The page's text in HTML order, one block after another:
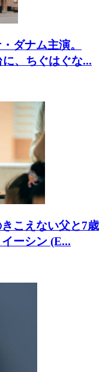
ダナム主演。
、ちぐはぐな...
こえない父と7歳
ーシン (E...